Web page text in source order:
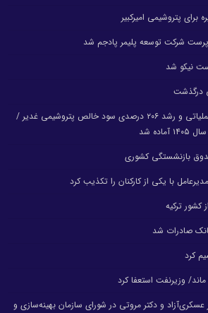
پتروشیمی امیرکبیر
شرکت توسعه پلیمر پادجم شد
نیکو شد
درگذشت
رشد ۲۴ درصدی درآمد عملیاتی و رشد ۲۰۶ درصدی سود خالص پتروشیمی غدیر /
شد
بازنشستگی کشوری
با یکی از کارکنان را تکذیب کرد
کشور ترکیه
صادرات شد
وزیرنفت استعفا کرد
و دکتر مروتی در شورای سازمان بهینه‌سازی و